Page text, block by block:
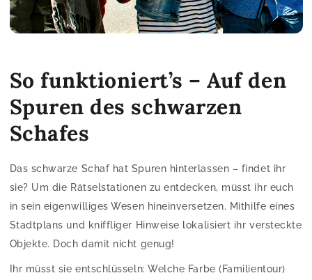
So funktioniert’s – Auf den
Spuren des schwarzen
Schafes
Das schwarze Schaf hat Spuren hinterlassen – findet ihr
sie? Um die Rätselstationen zu entdecken, müsst ihr euch
in sein eigenwilliges Wesen hineinversetzen. Mithilfe eines
Stadtplans und kniffliger Hinweise lokalisiert ihr versteckte
Objekte. Doch damit nicht genug!
Ihr müsst sie entschlüsseln: Welche Farbe (Familientour)